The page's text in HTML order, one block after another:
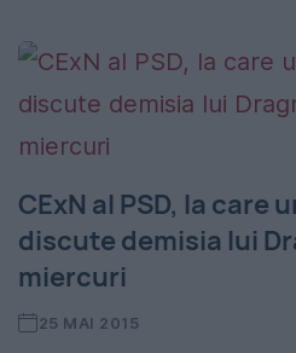
CExN al PSD, la care
discute demisia lui
miercuri
25 MAI 2015